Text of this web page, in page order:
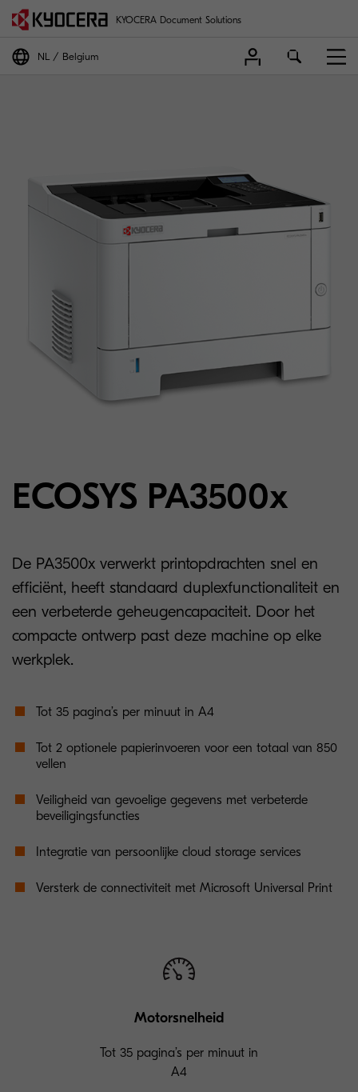
KYOCERA Document Solutions
NL Belgium
ECOSYS PA3500x
De PA3500x verwerkt printopdrachten snel en
efficiënt, heeft standaard duplexfunctionaliteit en
een verbeterde geheugencapaciteit. Door het
compacte ontwerp past deze machine op elke
werkplek.
Tot 35 pagina’s per minuut in A4
Tot 2 optionele papierinvoeren voor een totaal van 850
vellen
Veiligheid van gevoelige gegevens met verbeterde
beveiligingsfuncties
Integratie van persoonlijke cloud storage services
Versterk de connectiviteit met Microsoft Universal Print
Motorsnelheid
Tot 35 pagina’s per minuut in
A4